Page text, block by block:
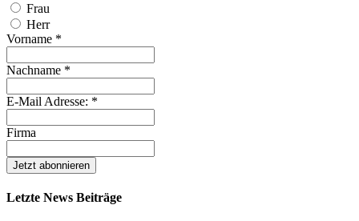
Frau
Herr
Vorname *
Nachname *
E-Mail Adresse: *
Firma
Letzte News Beiträge